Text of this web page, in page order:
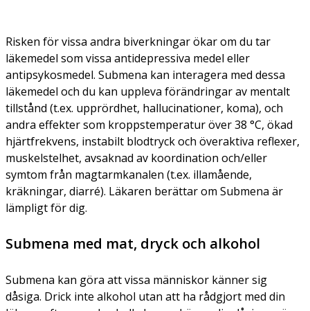
Risken för vissa andra biverkningar ökar om du tar
läkemedel som vissa antidepressiva medel eller
antipsykosmedel. Submena kan interagera med dessa
läkemedel och du kan uppleva förändringar av mentalt
tillstånd (t.ex. upprördhet, hallucinationer, koma), och
andra effekter som kroppstemperatur över 38 °C, ökad
hjärtfrekvens, instabilt blodtryck och överaktiva reflexer,
muskelstelhet, avsaknad av koordination och/eller
symtom från magtarmkanalen (t.ex. illamående,
kräkningar, diarré). Läkaren berättar om Submena är
lämpligt för dig.
Submena med mat, dryck och alkohol
Submena kan göra att vissa människor känner sig
dåsiga. Drick inte alkohol utan att ha rådgjort med din